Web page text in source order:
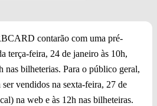
contarão com uma pré-
terça-feira, 24 de janeiro às 10h,
nas bilheterias. Para o público geral,
ser vendidos na sexta-feira, 27 de
na web e às 12h nas bilheteiras.